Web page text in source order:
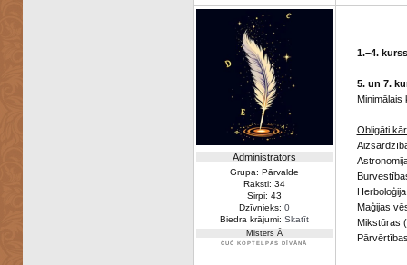
Administrators
Grupa: Pārvalde
Raksti: 34
Sirpi: 43
Dzīvnieks: 0
Biedra krājumi: Skatīt
Misters Ā
ČUČ KOPTELPAS DĪVĀNĀ
1.–4.
5. un 7.
Minimālais
Obligāti
Maģijas
Mikstūras